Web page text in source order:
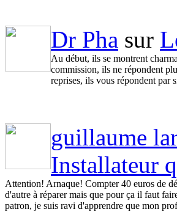
Dr Pha sur
Au début, ils se montrent
commission, ils ne répondent
reprises, ils vous répondent par
guillaume
Installateur
Attention! Arnaque! Compter 40 euros de
d'autre à réparer mais que pour ça il faut
patron, je suis ravi d'apprendre que mon